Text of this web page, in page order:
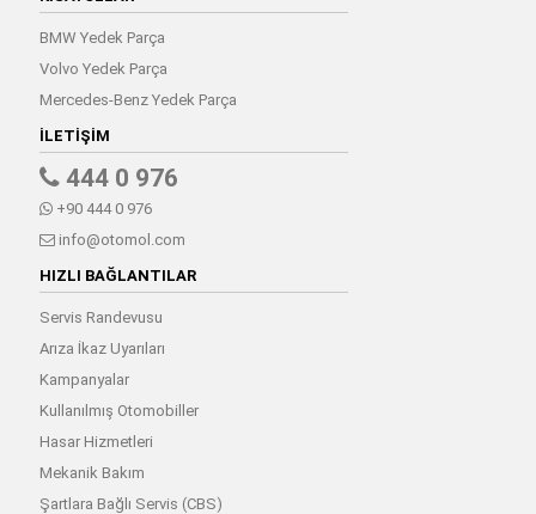
BMW Yedek Parça
Volvo Yedek Parça
Mercedes-Benz Yedek Parça
İLETIŞIM
444 0 976
+90 444 0 976
info@otomol.com
HIZLI BAĞLANTILAR
Servis Randevusu
Arıza İkaz Uyarıları
Kampanyalar
Kullanılmış Otomobiller
Hasar Hizmetleri
Mekanik Bakım
Şartlara Bağlı Servis (CBS)